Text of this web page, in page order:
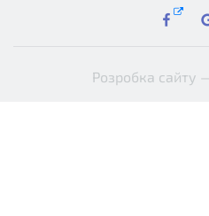
Розробка сайту —